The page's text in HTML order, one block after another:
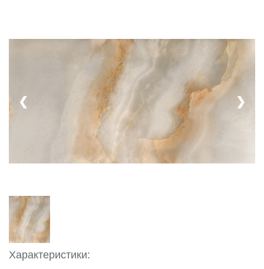
❮ ❯
Характеристики: